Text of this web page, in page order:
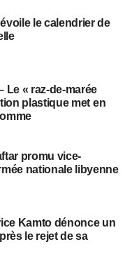
le calendrier de
Le « raz-de-marée
plastique met en
promu vice-
nationale libyenne
Kamto dénonce un
le rejet de sa